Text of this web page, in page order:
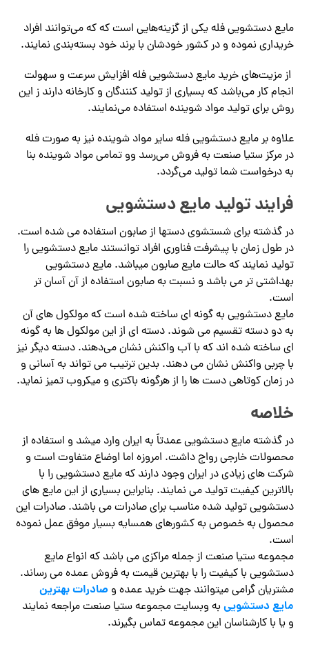
مایع دستشویی فله یکی از گزینه‌هایی است که که می‌توانند افراد
خریداری نموده و در کشور خودشان با برند خود بسته‌بندی نمایند.
از مزیت‌های خرید مایع دستشویی فله افزایش سرعت و سهولت
انجام کار می‌باشد که بسیاری از تولید کنندگان و کارخانه دارند ز این
روش برای تولید مواد شوینده استفاده می‌نمایند.
علاوه بر مایع دستشویی فله سایر مواد شوینده نیز به صورت فله
در مرکز ستیا صنعت به فروش می‌رسد وو تمامی مواد شوینده بنا
به درخواست شما تولید می‌گردد.
فرایند تولید مایع دستشویی
در گذشته برای شستشوی دستها از صابون استفاده می شده است.
در طول زمان با پیشرفت فناوری افراد توانستند مایع دستشویی را
تولید نمایند که حالت مایع صابون میباشد. مایع دستشویی
بهداشتی تر می باشد و نسبت به صابون استفاده از آن آسان تر
است.
مایع دستشویی به گونه ای ساخته شده است که مولکول های آن
به دو دسته تقسیم می شوند. دسته ای از این مولکول ها به گونه
ای ساخته شده اند که با آب واکنش نشان می‌دهند. دسته دیگر نیز
با چربی واکنش نشان می‌ دهند. بدین ترتیب می تواند به آسانی و
در زمان کوتاهی دست ها را از هرگونه باکتری و میکروب تمیز نماید.
خلاصه
در گذشته مایع دستشویی عمدتاً به ایران وارد میشد و استفاده از
محصولات خارجی رواج داشت. امروزه اما اوضاع متفاوت است و
شرکت های زیادی در ایران وجود دارند که مایع دستشویی را با
بالاترین کیفیت تولید می نمایند. بنابراین بسیاری از این مایع های
دستشویی تولید شده مناسب برای صادرات می باشند. صادرات این
محصول به خصوص به کشورهای همسایه بسیار موفق عمل نموده
است.
مجموعه ستیا صنعت از جمله مراکزی می باشد که انواع مایع
دستشویی با کیفیت را با بهترین قیمت به فروش عمده می رساند.
مشتریان گرامی میتوانند جهت خرید عمده و صادرات بهترین
مایع دستشویی به وبسایت مجموعه ستیا صنعت مراجعه نمایند
و یا با کارشناسان این مجموعه تماس بگیرند.